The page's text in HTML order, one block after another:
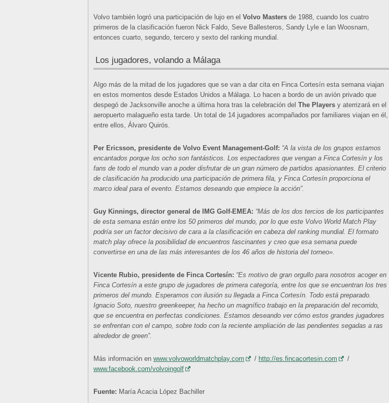
Volvo también logró una participación de lujo en el Volvo Masters de 1988, cuando los cuatro
primeros de la clasificación fueron Nick Faldo, Seve Ballesteros, Sandy Lyle e Ian Woosnam,
entonces cuarto, segundo, tercero y sexto del ranking mundial.
Los jugadores, volando a Málaga
Algo más de la mitad de los jugadores que se van a dar cita en Finca Cortesín esta semana viajan
en estos momentos desde Estados Unidos a Málaga. Lo hacen a bordo de un avión privado que
despegó de Jacksonville anoche a última hora tras la celebración del The Players y aterrizará en el
aeropuerto malagueño esta tarde. Un total de 14 jugadores acompañados por familiares viajan en él,
entre ellos, Álvaro Quirós.
Per Ericsson, presidente de Volvo Event Management-Golf: “A la vista de los grupos estamos
encantados porque los ocho son fantásticos. Los espectadores que vengan a Finca Cortesín y los
fans de todo el mundo van a poder disfrutar de un gran número de partidos apasionantes. El criterio
de clasificación ha producido una participación de primera fila, y Finca Cortesín proporciona el
marco ideal para el evento. Estamos deseando que empiece la acción”.
Guy Kinnings, director general de IMG Golf-EMEA: “Más de los dos tercios de los participantes
de esta semana están entre los 50 primeros del mundo, por lo que este Volvo World Match Play
podría ser un factor decisivo de cara a la clasificación en cabeza del ranking mundial. El formato
match play ofrece la posibilidad de encuentros fascinantes y creo que esa semana puede
convertirse en una de las más interesantes de los 46 años de historia del torneo».
Vicente Rubio, presidente de Finca Cortesín: “Es motivo de gran orgullo para nosotros acoger en
Finca Cortesín a este grupo de jugadores de primera categoría, entre los que se encuentran los tres
primeros del mundo. Esperamos con ilusión su llegada a Finca Cortesín. Todo está preparado.
Ignacio Soto, nuestro greenkeeper, ha hecho un magnífico trabajo en la preparación del recorrido,
que se encuentra en perfectas condiciones. Estamos deseando ver cómo estos grandes jugadores
se enfrentan con el campo, sobre todo con la reciente ampliación de las pendientes segadas a ras
alrededor de green”.
Más información en www.volvoworldmatchplay.com / http://es.fincacortesin.com
/
www.facebook.com/volvoingolf
Fuente: María Acacia López Bachiller